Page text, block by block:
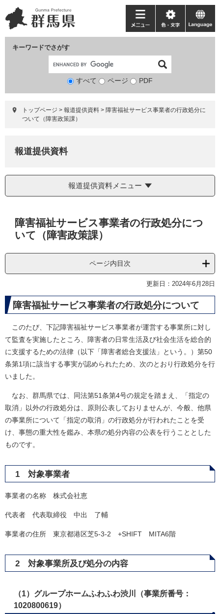
ー
ジ
ニ
ュ
て
キーワードでさがす
検
象
すべて ページ PDF
メ
ニ
ー
色・
文
language
トップページ > 報道提供資料 > 障害福祉サービス事業者の行政処分に
ついて（障害政策課）
報道提供資料
報道提供資料メニュー
障害福祉サービス事業者の行政処分につ
いて（障害政策課）
ページ内目次
更新日：2024年6月28日
​障害福祉サービス事業者の行政処分について
このたび、下記障害福祉サービス事業者が運営する事業所に対し
て監査を実施したところ、障害者の日常生活及び社会生活を総合的
に支援するための法律（以下「障害者総合支援法」という。）第50
条第1項に該当する事実が認められたため、次のとおり行政処分を行
いました。
なお、群馬県では、同法第51条第4号の規定を踏まえ、「指定の
取消」以外の行政処分は、原則公表しておりませんが、今般、他県
の事業所について「指定の取消」の行政処分が行われたことを受
け、事態の重大性を鑑み、本県の処分内容の公表を行うこととした
ものです。
1 対象事業者
事業者の名称 株式会社恵
代表者 代表取締役 中出 了輔
事業者の住所 東京都港区芝5-3-2 +SHIFT MITA6階
2 対象事業所及び処分の内容
（1）グループホームふわふわ渋川（事業所番号：
1020800619）​